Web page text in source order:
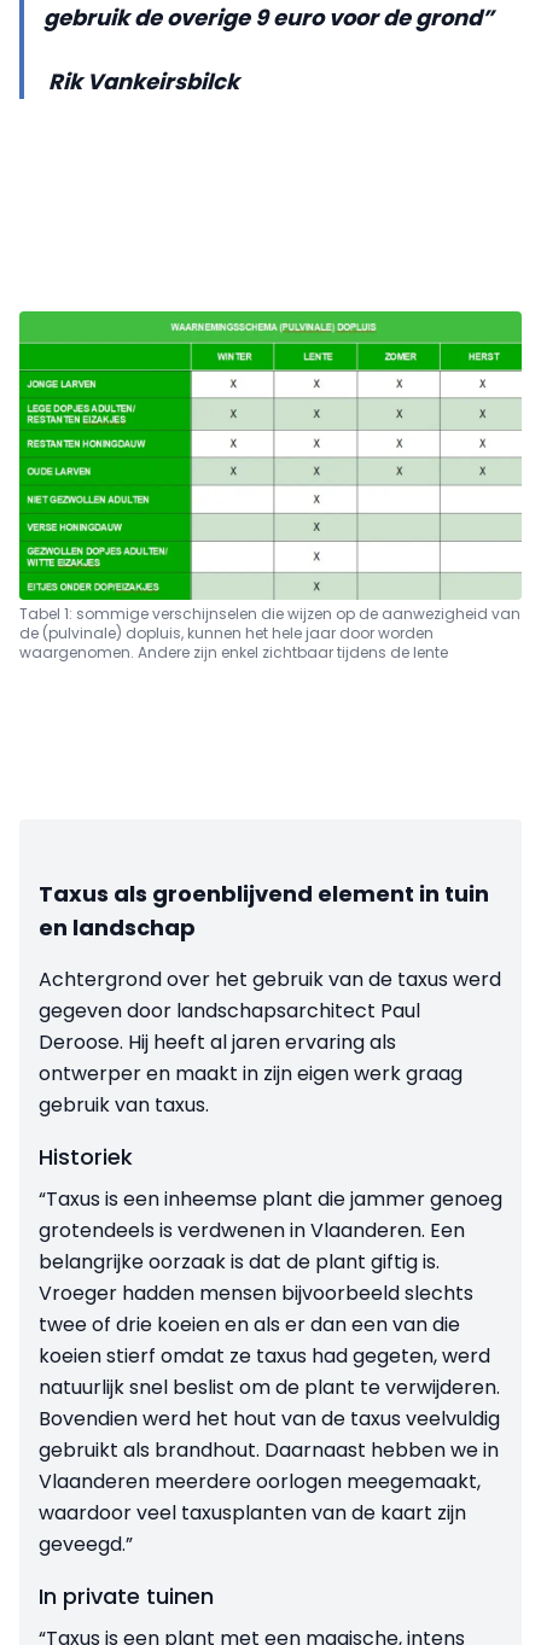
gebruik de overige 9 euro voor de grond”
Rik Vankeirsbilck
Tabel 1: sommige verschijnselen die wijzen op de aanwezigheid van
de (pulvinale) dopluis, kunnen het hele jaar door worden
waargenomen. Andere zijn enkel zichtbaar tijdens de lente
Taxus als groenblijvend element in tuin
en landschap
Achtergrond over het gebruik van de taxus werd
gegeven door landschapsarchitect Paul
Deroose. Hij heeft al jaren ervaring als
ontwerper en maakt in zijn eigen werk graag
gebruik van taxus.
Historiek
“Taxus is een inheemse plant die jammer genoeg
grotendeels is verdwenen in Vlaanderen. Een
belangrijke oorzaak is dat de plant giftig is.
Vroeger hadden mensen bijvoorbeeld slechts
twee of drie koeien en als er dan een van die
koeien stierf omdat ze taxus had gegeten, werd
natuurlijk snel beslist om de plant te verwijderen.
Bovendien werd het hout van de taxus veelvuldig
gebruikt als brandhout. Daarnaast hebben we in
Vlaanderen meerdere oorlogen mee­gemaakt,
waardoor veel taxusplanten van de kaart zijn
geveegd.”
In private tuinen
“Taxus is een plant met een magische, intens